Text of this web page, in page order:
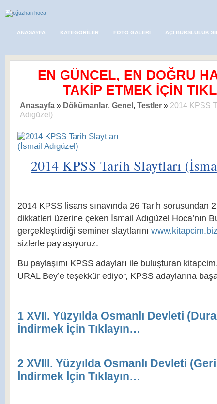
ANASAYFA KATEGORILER FOTO GALERI AÇI BURSLULUK
EN GÜNCEL, EN DOĞRU
TAKİP ETMEK İÇİN
Anasayfa » Dökümanlar, Genel, Testler » 2014 KPSS
Adıgüzel)
2014 KPSS Tarih Slaytları
2014 KPSS lisans sınavında 26 Tarih sorusundan
dikkatleri üzerine çeken İsmail Adıgüzel Hoca’nın
gerçekleştirdiği seminer slaytlarını www.kitapcim.biz
sizlerle paylaşıyoruz.
Bu paylaşımı KPSS adayları ile buluşturan
URAL Bey’e teşekkür ediyor, KPSS adaylarına
1 XVII. Yüzyılda Osmanlı Devleti
İndirmek İçin Tıklayın…
2 XVIII. Yüzyılda Osmanlı Devleti
İndirmek İçin Tıklayın…